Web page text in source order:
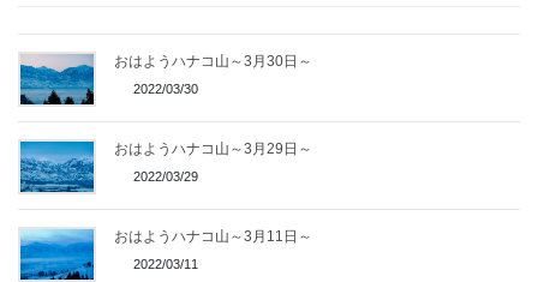
おはようハナコ山～3月30日～
2022/03/30
おはようハナコ山～3月29日～
2022/03/29
おはようハナコ山～3月11日～
2022/03/11